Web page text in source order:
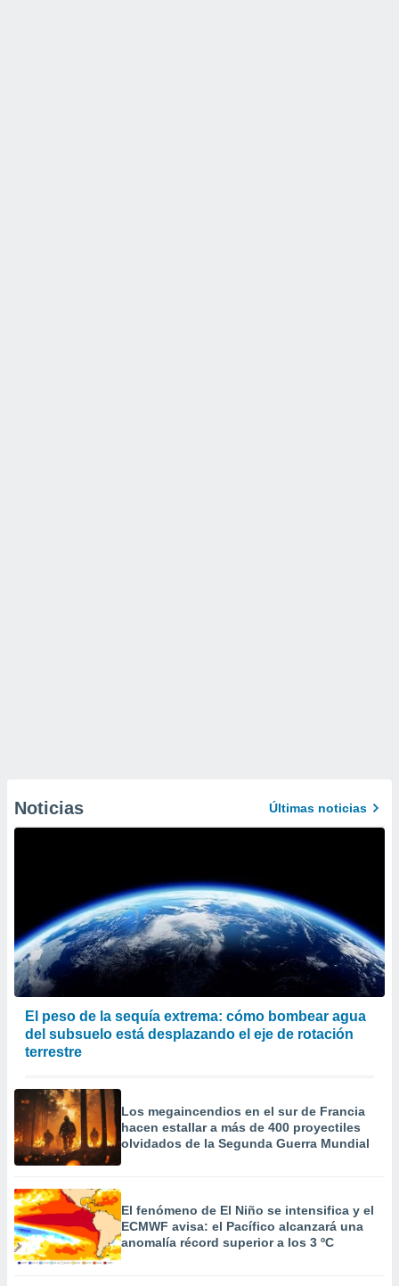
Noticias Últimas noticias
El peso de la sequía extrema: cómo bombear agua
del subsuelo está desplazando el eje de rotación
terrestre
Los megaincendios en el sur de Francia
hacen estallar a más de 400 proyectiles
olvidados de la Segunda Guerra Mundial
El fenómeno de El Niño se intensifica y el
ECMWF avisa: el Pacífico alcanzará una
anomalía récord superior a los 3 ºC